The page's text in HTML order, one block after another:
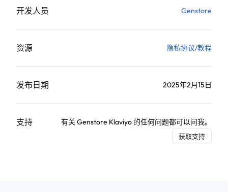
开发人员 Genstore
资源 隐私协议/教程
发布日期 2025年2月15日
支持 有关 Genstore Klaviyo 的任何问题都可以问我。
获取支持